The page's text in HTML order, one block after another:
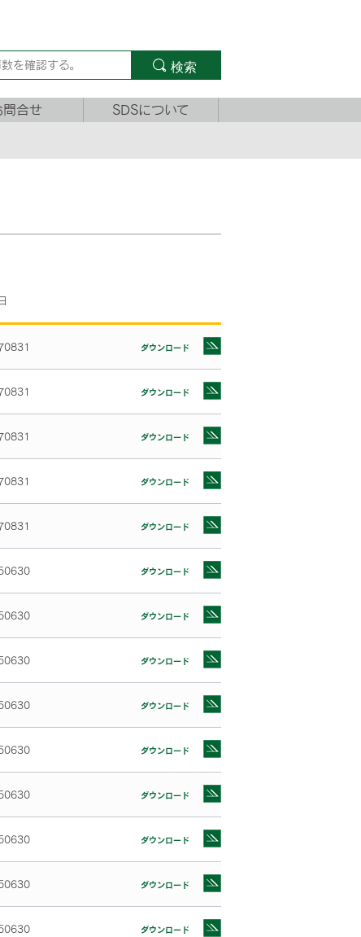
検索
問合せ SDSについて
ダウンロード
ダウンロード
ダウンロード
ダウンロード
ダウンロード
ダウンロード
ダウンロード
ダウンロード
ダウンロード
ダウンロード
ダウンロード
ダウンロード
ダウンロード
ダウンロード